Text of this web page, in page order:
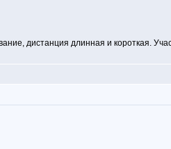
дистанция длинная и короткая.